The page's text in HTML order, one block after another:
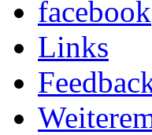
facebook
Links